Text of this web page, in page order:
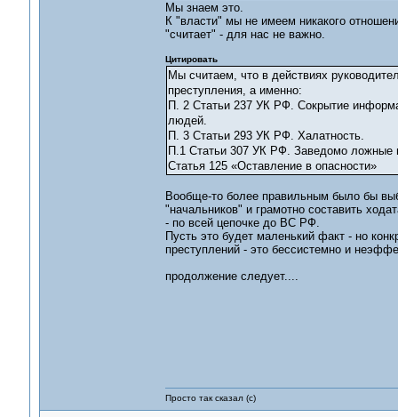
Мы знаем это.
К "власти" мы не имеем никакого
"считает" - для нас не важно.
Цитировать
Мы считаем, что в действиях
преступления, а именно:
П. 2 Статьи 237 УК РФ. Сокрытие
людей.
П. 3 Статьи 293 УК РФ. Халатность.
П.1 Статьи 307 УК РФ. Заведомо ложные
Статья 125 «Оставление в опасности»
Вообще-то более правильным было бы
"начальников" и грамотно составить
- по всей цепочке до ВС РФ.
Пусть это будет маленький факт - но
преступлений - это бессистемно и
продолжение следует....
Просто так сказал (с)